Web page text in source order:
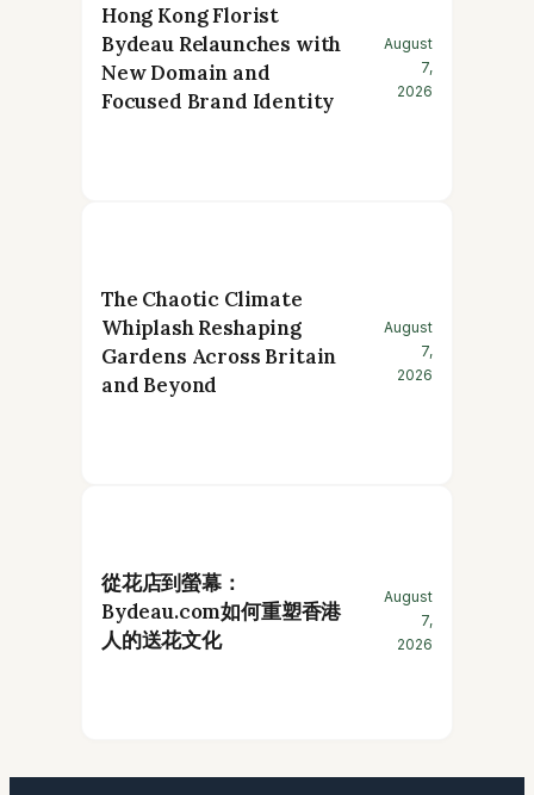
Hong Kong Florist
Bydeau Relaunches with
New Domain and
Focused Brand Identity
August
7,
2026
The Chaotic Climate
Whiplash Reshaping
Gardens Across Britain
and Beyond
August
7,
2026
從花店到螢幕：
Bydeau.com如何重塑香港
人的送花文化
August
7,
2026